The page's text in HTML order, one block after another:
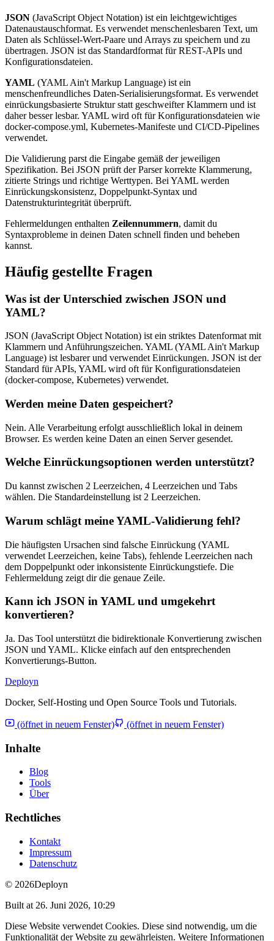
JSON (JavaScript Object Notation) ist ein leichtgewichtiges
Datenaustauschformat. Es verwendet menschenlesbaren Text, um
Daten als Schlüssel-Wert-Paare und Arrays zu speichern und zu
übertragen. JSON ist das Standardformat für REST-APIs und
Konfigurationsdateien.
YAML (YAML Ain't Markup Language) ist ein
menschenfreundliches Daten-Serialisierungsformat. Es verwendet
einrückungsbasierte Struktur statt geschweifter Klammern und ist
daher besser lesbar. YAML wird oft für Konfigurationsdateien wie
docker-compose.yml, Kubernetes-Manifeste und CI/CD-Pipelines
verwendet.
Die Validierung parst die Eingabe gemäß der jeweiligen
Spezifikation. Bei JSON prüft der Parser korrekte Klammerung,
zitierte Strings und richtige Werttypen. Bei YAML werden
Einrückungskonsistenz, Doppelpunkt-Syntax und
Datenstrukturintegrität überprüft.
Fehlermeldungen enthalten Zeilennummern, damit du
Syntaxprobleme in deinen Daten schnell finden und beheben
kannst.
Häufig gestellte Fragen
Was ist der Unterschied zwischen JSON und
YAML?
JSON (JavaScript Object Notation) ist ein striktes Datenformat mit
Klammern und Anführungszeichen. YAML (YAML Ain't Markup
Language) ist lesbarer und verwendet Einrückungen. JSON ist der
Standard für APIs, YAML wird oft für Konfigurationsdateien
(docker-compose, Kubernetes) verwendet.
Werden meine Daten gespeichert?
Nein. Alle Verarbeitung erfolgt ausschließlich lokal in deinem
Browser. Es werden keine Daten an einen Server gesendet.
Welche Einrückungsoptionen werden unterstützt?
Du kannst zwischen 2 Leerzeichen, 4 Leerzeichen und Tabs
wählen. Die Standardeinstellung ist 2 Leerzeichen.
Warum schlägt meine YAML-Validierung fehl?
Die häufigsten Ursachen sind falsche Einrückung (YAML
verwendet Leerzeichen, keine Tabs), fehlende Leerzeichen nach
dem Doppelpunkt oder inkonsistente Einrückungstiefe. Die
Fehlermeldung zeigt dir die genaue Zeile.
Kann ich JSON in YAML und umgekehrt
konvertieren?
Ja. Das Tool unterstützt die bidirektionale Konvertierung zwischen
JSON und YAML. Klicke einfach auf den entsprechenden
Konvertierungs-Button.
Deployn
Docker, Self-Hosting und Open Source Tools und Tutorials.
(öffnet in neuem Fenster) (öffnet in neuem Fenster)
Inhalte
Blog
Tools
Über
Rechtliches
Kontakt
Impressum
Datenschutz
© 2026Deployn
Built at 26. Juni 2026, 10:29
Diese Website verwendet Cookies. Diese sind notwendig, um die
Funktionalität der Website zu gewährleisten. Weitere Informationen